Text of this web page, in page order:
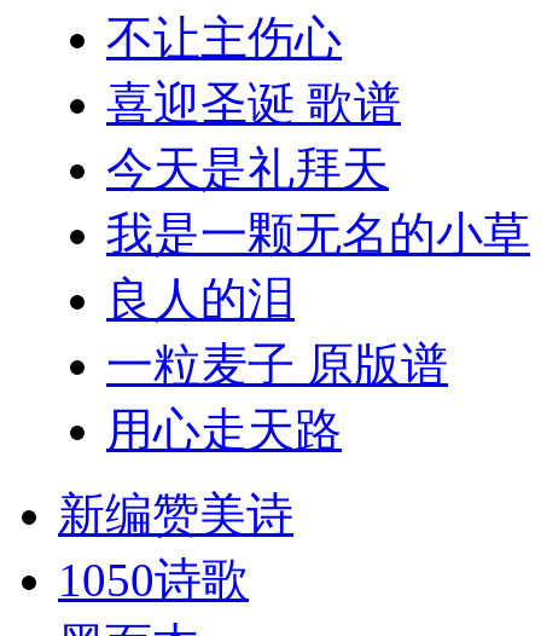
不让主伤心
喜迎圣诞 歌谱
今天是礼拜天
我是一颗无名的小草
良人的泪
一粒麦子 原版谱
用心走天路
新编赞美诗
1050诗歌